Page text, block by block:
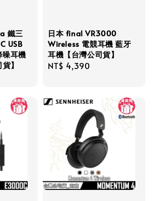
鐵三
USB
耳機
】
日本 final VR3000
Wireless 電競耳機 藍牙
耳機【台灣公司貨】
Regular
NT$ 4,390